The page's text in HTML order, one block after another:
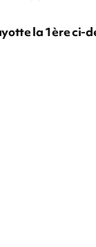
la 1ère ci-